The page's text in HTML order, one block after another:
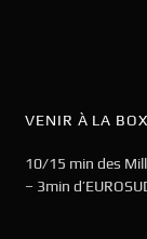
VENIR À LA BOX
10/15 min des
– 3min